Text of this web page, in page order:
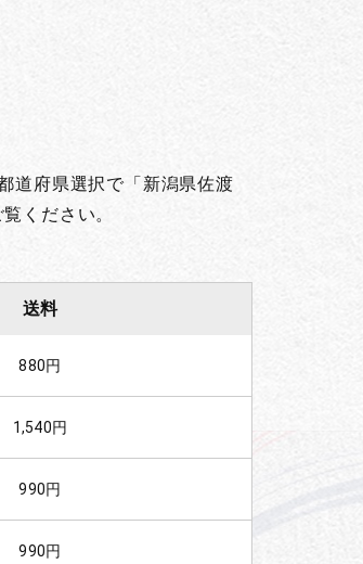
道府県選択で「新潟県佐渡
ください。
送料
880円
1,540円
990円
990円